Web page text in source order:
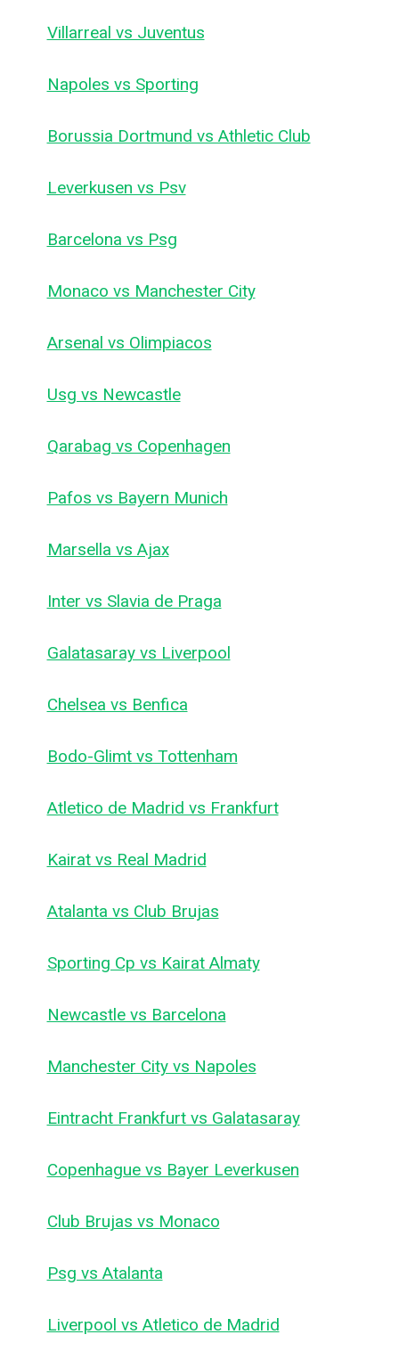
Villarreal vs Juventus
Napoles vs Sporting
Borussia Dortmund vs Athletic Club
Leverkusen vs Psv
Barcelona vs Psg
Monaco vs Manchester City
Arsenal vs Olimpiacos
Usg vs Newcastle
Qarabag vs Copenhagen
Pafos vs Bayern Munich
Marsella vs Ajax
Inter vs Slavia de Praga
Galatasaray vs Liverpool
Chelsea vs Benfica
Bodo-Glimt vs Tottenham
Atletico de Madrid vs Frankfurt
Kairat vs Real Madrid
Atalanta vs Club Brujas
Sporting Cp vs Kairat Almaty
Newcastle vs Barcelona
Manchester City vs Napoles
Eintracht Frankfurt vs Galatasaray
Copenhague vs Bayer Leverkusen
Club Brujas vs Monaco
Psg vs Atalanta
Liverpool vs Atletico de Madrid